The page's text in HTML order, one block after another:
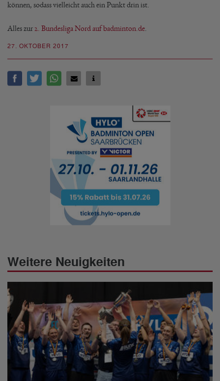
27. OKTOBER 2017
können, sodass vielleicht auch ein Punkt drin ist.
Alles zur 2. Bundesliga Nord auf badminton.de
Weitere Neuigkeiten